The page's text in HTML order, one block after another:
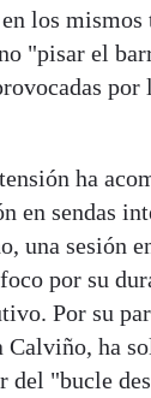
los mismos
"pisar el
por
ha
en sendas
una sesión
por su
Por su
Calviño, ha
del "bucle